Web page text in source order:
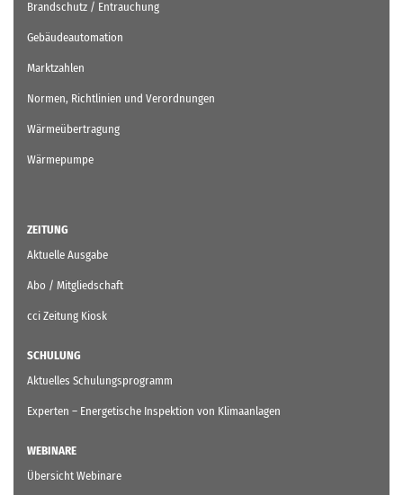
Brandschutz / Entrauchung
Gebäudeautomation
Marktzahlen
Normen, Richtlinien und Verordnungen
Wärmeübertragung
Wärmepumpe
ZEITUNG
Aktuelle Ausgabe
Abo / Mitgliedschaft
cci Zeitung Kiosk
SCHULUNG
Aktuelles Schulungsprogramm
Experten – Energetische Inspektion von Klimaanlagen
WEBINARE
Übersicht Webinare